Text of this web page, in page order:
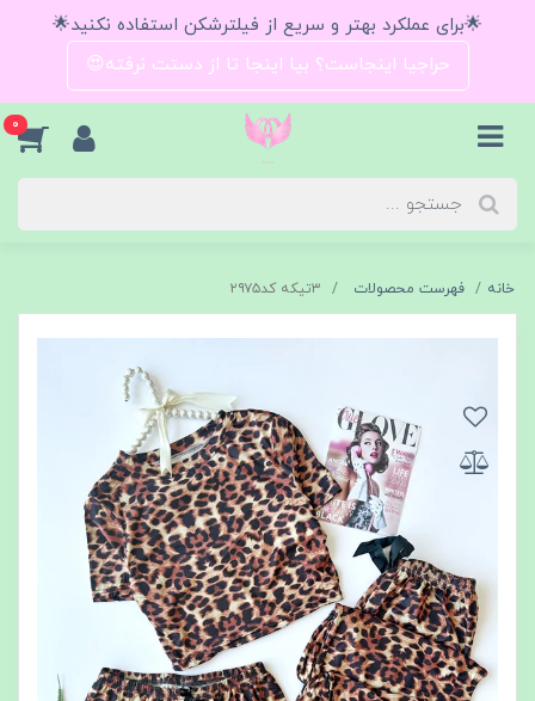
🌟برای عملکرد بهتر و سریع از فیلترشکن استفاده نکنید🌟
حراجیا اینجاست؟ بیا اینجا تا از دستت نرفته😍
0
خانه فهرست محصولات ۳تیکه کد۲۹۷۵